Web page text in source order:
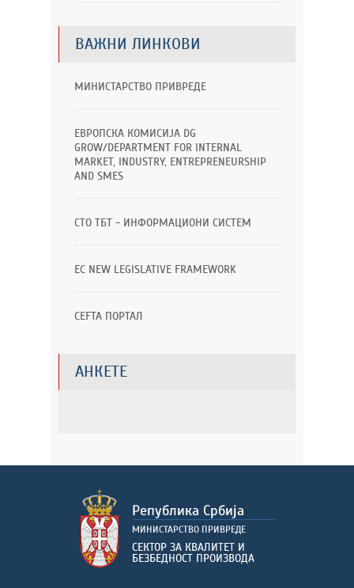
ВАЖНИ ЛИНКОВИ
МИНИСТАРСТВО ПРИВРЕДЕ
ЕВРОПСКА КОМИСИЈА DG
GROW/DEPARTMENT FOR INTERNAL
MARKET, INDUSTRY, ENTREPRENEURSHIP
AND SMES
СТО ТБТ - ИНФОРМАЦИОНИ СИСТЕМ
EC NEW LEGISLATIVE FRAMEWORK
CEFTA ПОРТАЛ
АНКЕТЕ